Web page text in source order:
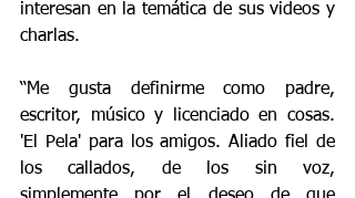
interesan en la temática de sus videos y
charlas.
“Me gusta definirme como padre,
escritor, músico y licenciado en cosas.
'El Pela' para los amigos. Aliado fiel de
los callados, de los sin voz,